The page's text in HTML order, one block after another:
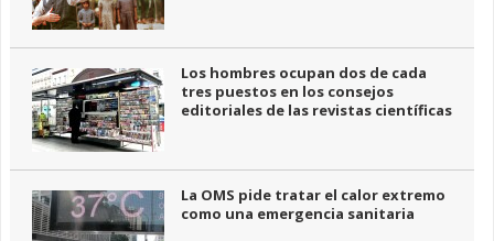
Los hombres ocupan dos de cada
tres puestos en los consejos
editoriales de las revistas científicas
La OMS pide tratar el calor extremo
como una emergencia sanitaria